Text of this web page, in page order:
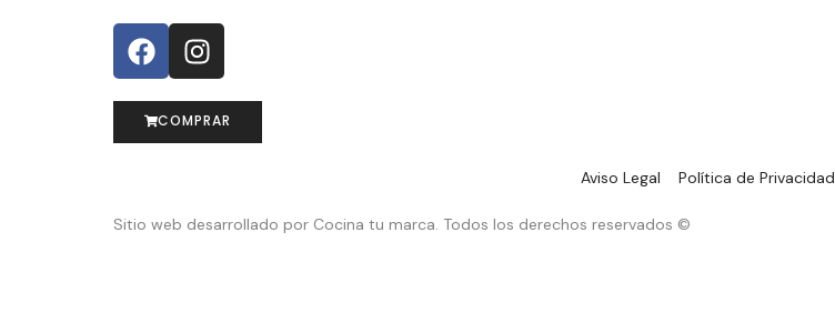
COMPRAR
Aviso Legal Política de Privacidad
Sitio web desarrollado por Cocina tu marca. Todos los derechos reservados ©